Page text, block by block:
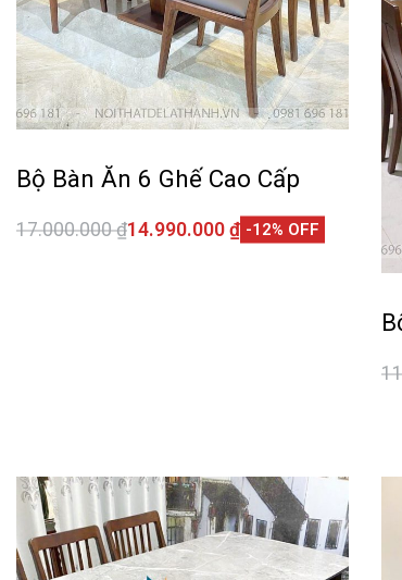
Bộ Bàn Ăn 6 Ghế Cao Cấp
17.000.000₫14.990.000 ₫ -12% OFF